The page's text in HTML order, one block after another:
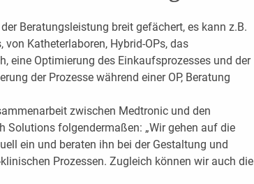
Beratungsleistung breit gefächert, es kann z.B.
von Katheterlaboren, Hybrid-OPs, das
eine Optimierung des Einkaufsprozesses und der
der Prozesse während einer OP, Beratung
zwischen Medtronic und den
Solutions folgendermaßen: „Wir gehen auf die
ein und beraten ihn bei der Gestaltung und
Prozessen. Zugleich können wir auch die